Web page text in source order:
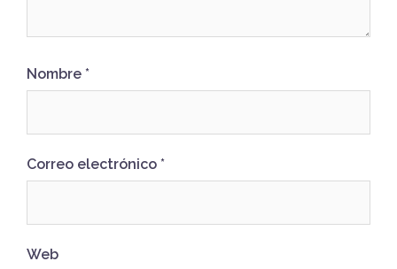
Nombre *
Correo electrónico *
Web